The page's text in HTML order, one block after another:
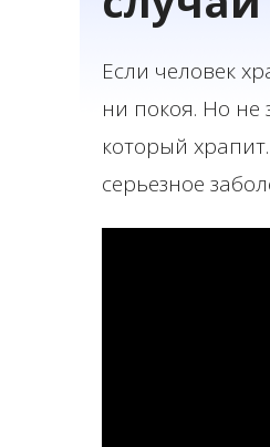
Если человек
ни покоя. Но не
который
серьезное